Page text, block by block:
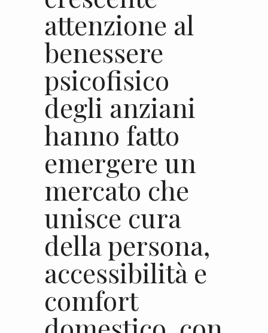
attenzione al
benessere
psicofisico
degli anziani
hanno fatto
emergere un
mercato che
unisce cura
della persona,
accessibilità e
comfort